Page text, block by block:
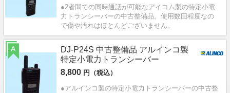
●2者間での同時通話が可能なアイコム製の特定小電
力トランシーバーの中古整備品。使用数回程度なの
で傷や汚れはほとんどございません。
DJ-P24S 中古整備品 アルインコ製
特定小電力トランシーバー
8,800 円（税込）
●アルインコ製の特定小電力トランシーバーの中古整
A